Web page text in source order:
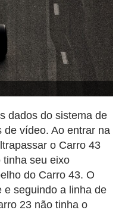
dados do sistema de
de vídeo. Ao entrar na
o Carro 43
tinha seu eixo
do Carro 43. O
e seguindo a linha de
23 não tinha o